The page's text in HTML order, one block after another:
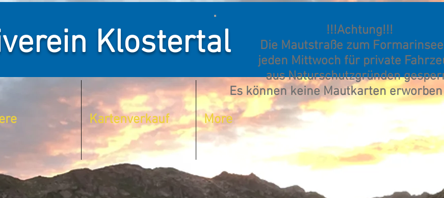
Klostertal
Kartenverkauf More
!!!Achtung!!!
Die Mautstraße zum
jeden Mittwoch für private
aus Naturschutzgründen
Es können keine Mautkarten